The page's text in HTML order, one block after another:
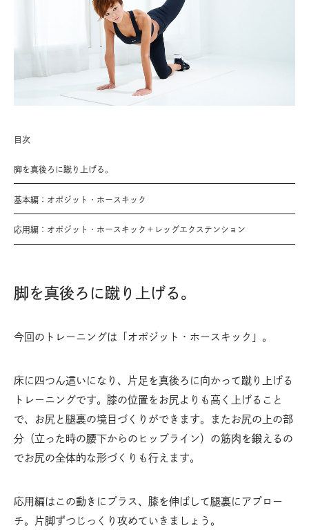
目次
脚を真後ろに蹴り上げる。
基本編：オポジット・ホースキック
応用編：オポジット・ホースキック＋レッグエクステンション
脚を真後ろに蹴り上げる。
今回のトレーニングは「オポジット・ホースキック」。
床に四つん這いになり、片足を真後ろに向かって蹴り上げる
トレーニングです。膝の位置をお尻よりも高く上げること
で、お尻と腿裏の境目づくりができます。またお尻の上の部
分（立った時の腰下からのヒップライン）の筋肉を鍛えるの
でお尻の全体的な形づくりも行えます。
応用編はこの動きにプラス、膝を伸ばして腿裏にアプロー
チ。片脚ずつじっくり攻めていきましょう。